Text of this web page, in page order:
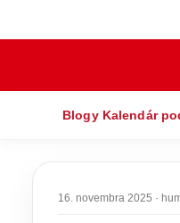
Blogy Kalendár
16. novembra 2025 ·